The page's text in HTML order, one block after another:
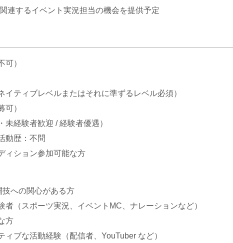
連するイベント実況担当の機会を提供予定
可）
イティブレベルまたはそれに準ずるレベル必須）
可）
未経験者歓迎 / 経験者優遇）
動歴：不問
ィション参加可能な方
への関心がある方
者（スポーツ実況、イベントMC、ナレーションなど）
方
ィブな活動経験（配信者、YouTuber など）